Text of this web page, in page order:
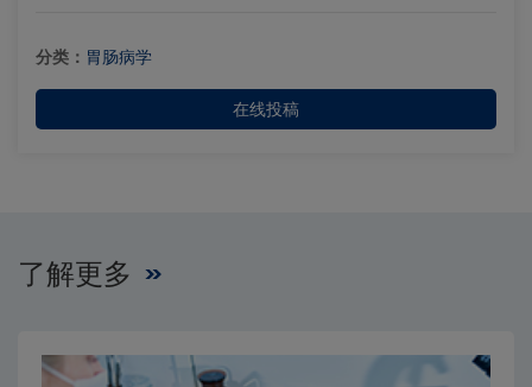
分类： 胃肠病学
在线投稿
了解更多